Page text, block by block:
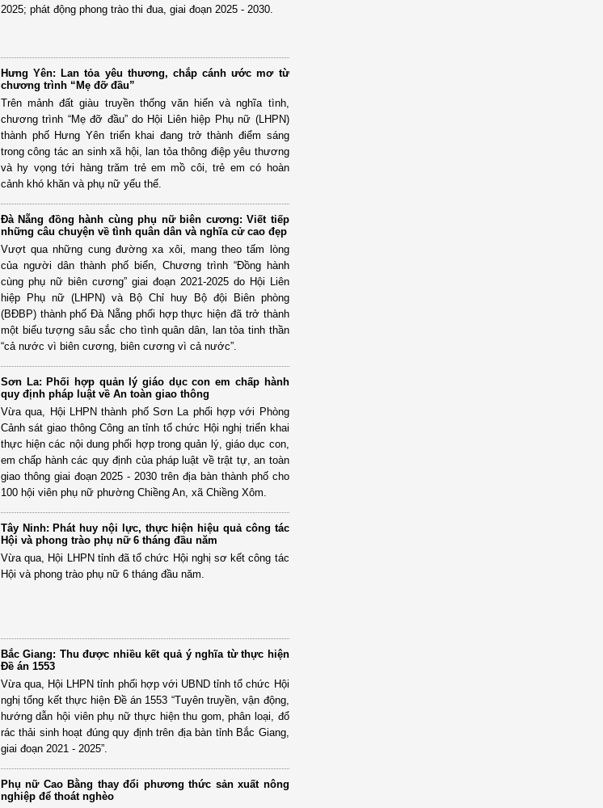
2025; phát động phong trào thi đua, giai đoạn 2025 - 2030.
Hưng Yên: Lan tỏa yêu thương, chắp cánh ước mơ từ
chương trình “Mẹ đỡ đầu”
Trên mảnh đất giàu truyền thống văn hiến và nghĩa tình,
chương trình “Mẹ đỡ đầu” do Hội Liên hiệp Phụ nữ (LHPN)
thành phố Hưng Yên triển khai đang trở thành điểm sáng
trong công tác an sinh xã hội, lan tỏa thông điệp yêu thương
và hy vọng tới hàng trăm trẻ em mồ côi, trẻ em có hoàn
cảnh khó khăn và phụ nữ yếu thế.
Đà Nẵng đồng hành cùng phụ nữ biên cương: Viết tiếp
những câu chuyện về tình quân dân và nghĩa cử cao đẹp
Vượt qua những cung đường xa xôi, mang theo tấm lòng
của người dân thành phố biển, Chương trình “Đồng hành
cùng phụ nữ biên cương” giai đoạn 2021-2025 do Hội Liên
hiệp Phụ nữ (LHPN) và Bộ Chỉ huy Bộ đội Biên phòng
(BĐBP) thành phố Đà Nẵng phối hợp thực hiện đã trở thành
một biểu tượng sâu sắc cho tình quân dân, lan tỏa tinh thần
“cả nước vì biên cương, biên cương vì cả nước”.
Sơn La: Phối hợp quản lý giáo dục con em chấp hành
quy định pháp luật về An toàn giao thông
Vừa qua, Hội LHPN thành phố Sơn La phối hợp với Phòng
Cảnh sát giao thông Công an tỉnh tổ chức Hội nghị triển khai
thực hiện các nội dung phối hợp trong quản lý, giáo dục con,
em chấp hành các quy định của pháp luật về trật tự, an toàn
giao thông giai đoạn 2025 - 2030 trên địa bàn thành phố cho
100 hội viên phụ nữ phường Chiềng An, xã Chiềng Xôm.
Tây Ninh: Phát huy nội lực, thực hiện hiệu quả công tác
Hội và phong trào phụ nữ 6 tháng đầu năm
Vừa qua, Hội LHPN tỉnh đã tổ chức Hội nghị sơ kết công tác
Hội và phong trào phụ nữ 6 tháng đầu năm.
Bắc Giang: Thu được nhiều kết quả ý nghĩa từ thực hiện
Đề án 1553
Vừa qua, Hội LHPN tỉnh phối hợp với UBND tỉnh tổ chức Hội
nghị tổng kết thực hiện Đề án 1553 “Tuyên truyền, vận động,
hướng dẫn hội viên phụ nữ thực hiện thu gom, phân loại, đổ
rác thải sinh hoạt đúng quy định trên địa bàn tỉnh Bắc Giang,
giai đoạn 2021 - 2025”.
Phụ nữ Cao Bằng thay đổi phương thức sản xuất nông
nghiệp để thoát nghèo